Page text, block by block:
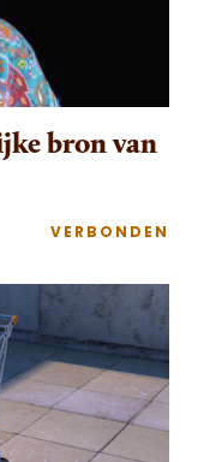
bron van
VERBONDEN